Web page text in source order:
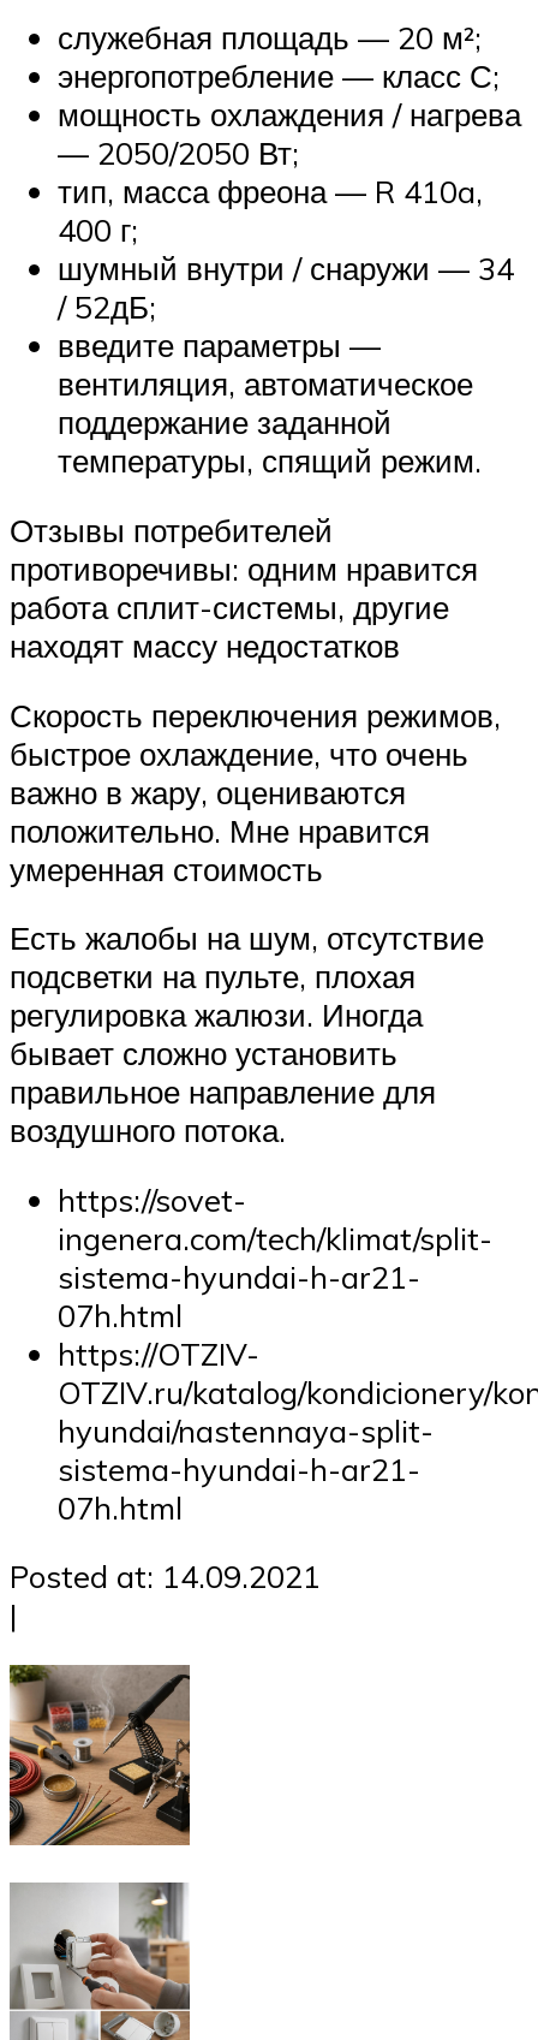
служебная площадь — 20 м²;
энергопотребление — класс С;
мощность охлаждения / нагрева
— 2050/2050 Вт;
тип, масса фреона — R 410a,
400 г;
шумный внутри / снаружи — 34
/ 52дБ;
введите параметры —
вентиляция, автоматическое
поддержание заданной
температуры, спящий режим.
Отзывы потребителей
противоречивы: одним нравится
работа сплит-системы, другие
находят массу недостатков
Скорость переключения режимов,
быстрое охлаждение, что очень
важно в жару, оцениваются
положительно. Мне нравится
умеренная стоимость
Есть жалобы на шум, отсутствие
подсветки на пульте, плохая
регулировка жалюзи. Иногда
бывает сложно установить
правильное направление для
воздушного потока.
https://sovet-
ingenera.com/tech/klimat/split-
sistema-hyundai-h-ar21-
07h.html
https://OTZIV-
OTZIV.ru/katalog/kondicionery/
hyundai/nastennaya-split-
sistema-hyundai-h-ar21-
07h.html
Posted at: 14.09.2021
|